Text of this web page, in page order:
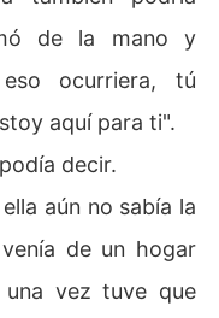
de la mano y
ocurriera, tú
aquí para ti".
decir.
aún no sabía la
de un hogar
vez tuve que